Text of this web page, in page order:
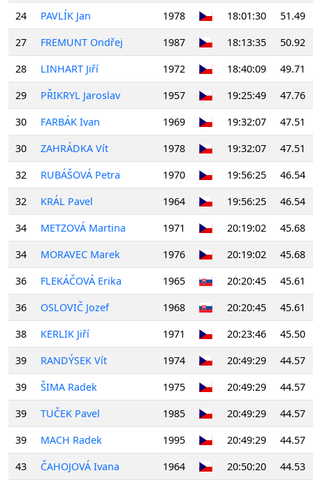
24
PAVLÍK Jan 1978 18:01:30
51.49
27
FREMUNT Ondřej 1987 18:13:35
50.92
28
LINHART Jiří 1972 18:40:09
49.71
29
PŘIKRYL Jaroslav 1957 19:25:49
47.76
30
FARBÁK Ivan 1969 19:32:07
47.51
30
ZAHRÁDKA Vít 1978 19:32:07
47.51
32
RUBÁŠOVÁ Petra 1970 19:56:25
46.54
32
KRÁL Pavel 1964 19:56:25
46.54
34
METZOVÁ Martina 1971 20:19:02
45.68
34
MORAVEC Marek 1976 20:19:02
45.68
36
FLEKÁČOVÁ Erika 1965 20:20:45
45.61
36
OSLOVIČ Jozef 1968 20:20:45
45.61
38
KERLIK Jiří 1971 20:23:46
45.50
39
RANDÝSEK Vít 1974 20:49:29
44.57
39
ŠIMA Radek 1975 20:49:29
44.57
39
TUČEK Pavel 1985 20:49:29
44.57
39
MACH Radek 1995 20:49:29
44.57
43
ČAHOJOVÁ Ivana 1964 20:50:20
44.53